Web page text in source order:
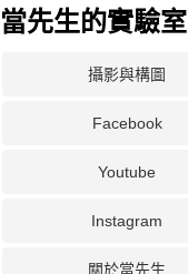
當先生的實驗室
攝影與構圖
Facebook
Youtube
Instagram
關於當先生